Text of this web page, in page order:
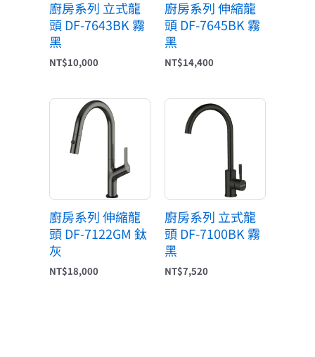
廚房系列 立式龍
頭 DF-7643BK 霧
黑
NT$10,000
廚房系列 伸縮龍
頭 DF-7645BK 霧
黑
NT$14,400
廚房系列 伸縮龍
頭 DF-7122GM 鈦
灰
NT$18,000
廚房系列 立式龍
頭 DF-7100BK 霧
黑
NT$7,520